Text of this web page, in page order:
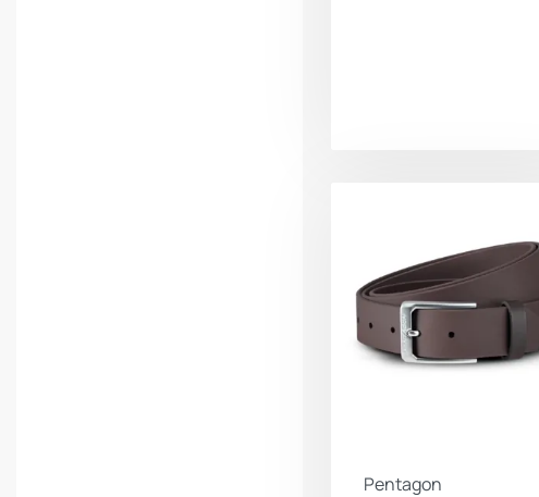
Pentagon